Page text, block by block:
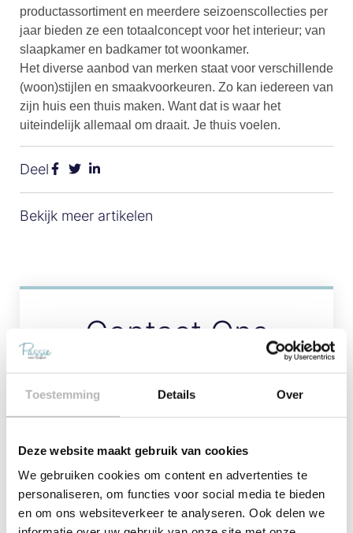
Toestemming Details Over
Deze website maakt gebruik van cookies
We gebruiken cookies om content en advertenties te
personaliseren, om functies voor social media te bieden
en om ons websiteverkeer te analyseren. Ook delen we
productassortiment en meerdere seizoenscollecties per
jaar bieden ze een totaalconcept voor het interieur; van
slaapkamer en badkamer tot woonkamer.
Het diverse aanbod van merken staat voor verschillende
(woon)stijlen en smaakvoorkeuren. Zo kan iedereen van
zijn huis een thuis maken. Want dat is waar het
uiteindelijk allemaal om draait. Je thuis voelen.
Deel
Bekijk meer artikelen
Contact Ons